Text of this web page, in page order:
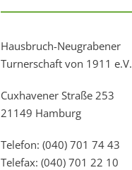
Hausbruch-Neugrabener
Turnerschaft von 1911 e.V.
Cuxhavener Straße 253
21149 Hamburg
Telefon: (040) 701 74 43
Telefax: (040) 701 22 10